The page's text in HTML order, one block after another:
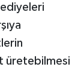
üretebilmesi